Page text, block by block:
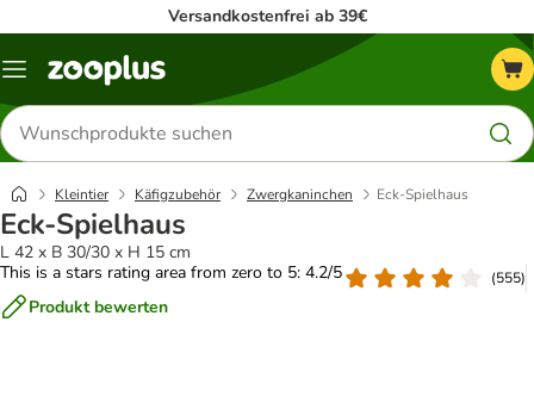
Versandkostenfrei ab 39€
Menü
Produkte
suchen
Kleintier Käfigzubehör Zwergkaninchen Eck-Spielhaus
Eck-Spielhaus
L 42 x B 30/30 x H 15 cm
This is a stars rating area from zero to 5: 4.2/5
(555)
Produkt bewerten